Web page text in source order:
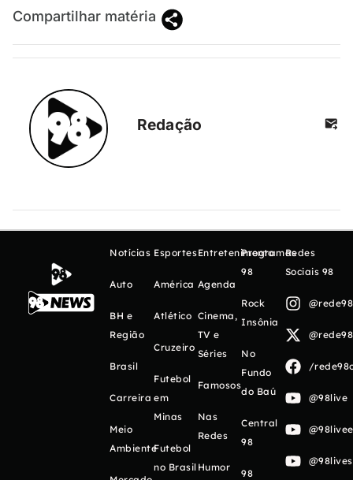
Compartilhar matéria
Redação
Notícias
Auto
BH e
Região
Brasil
Carreira
Meio
Ambiente
Esportes
América
Atlético
Cruzeiro
Futebol
em
Minas
Futebol
no Brasil
Entretenimento
Agenda
Cinema,
TV e
Séries
Famosos
Nas
Redes
Humor
Programas
98
Rock
Insônia
No
Fundo
do Baú
Central
98
98
Redes
Sociais 98
/
@98live